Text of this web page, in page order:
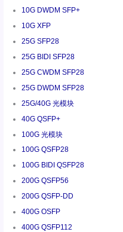
10G DWDM SFP+
10G XFP
25G SFP28
25G BIDI SFP28
25G CWDM SFP28
25G DWDM SFP28
25G/40G 光模块
40G QSFP+
100G 光模块
100G QSFP28
100G BIDI QSFP28
200G QSFP56
200G QSFP-DD
400G OSFP
400G QSFP112